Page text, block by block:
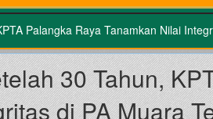
Palangka Raya Tanamkan Nilai
30 Tahun,
di PA Muara